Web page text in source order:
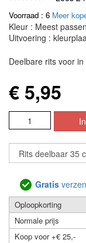
Voorraad : 6 Meer
Kleur : Meest
Uitvoering :
Deelbare rits voor
€ 5,95
Gratis
Oploopkorting
Normale prijs
Koop voor +€ 25,-